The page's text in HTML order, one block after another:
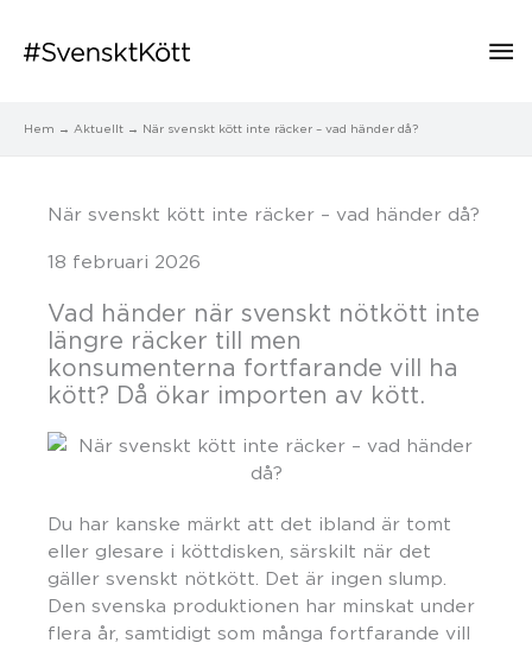
Hem Aktuellt När svenskt kött inte räcker – vad händer då?
När svenskt kött inte räcker – vad händer då?
18 februari 2026
Vad händer när svenskt nötkött inte
längre räcker till men
konsumenterna fortfarande vill ha
kött? Då ökar importen av kött.
Du har kanske märkt att det ibland är tomt
eller glesare i köttdisken, särskilt när det
gäller svenskt nötkött. Det är ingen slump.
Den svenska produktionen har minskat under
flera år, samtidigt som många fortfarande vill